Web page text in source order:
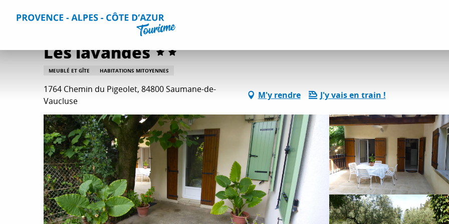
Accueil Séjourner Hébergements
Les lavandes
MEUBLÉ ET GÎTE HABITATIONS MITOYENNES
1764 Chemin du Pigeolet, 84800 Saumane-de-
Vaucluse
M'y rendre J'y vais en train !